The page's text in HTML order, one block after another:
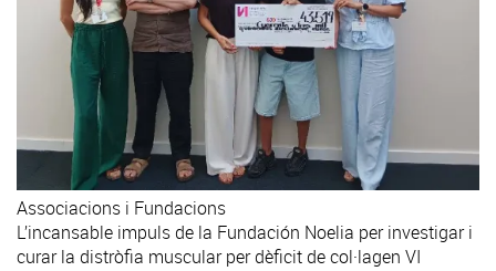
Associacions i Fundacions
L’incansable impuls de la Fundación Noelia per investigar i
curar la distròfia muscular per dèficit de col·lagen VI